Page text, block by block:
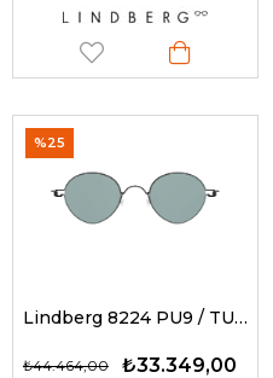
Lindberg 8224 PU9 / TURKUAZ 47 - 145 G Unisex Güneş Gözlükleri
₺33.349,00
₺44.464,00
%25